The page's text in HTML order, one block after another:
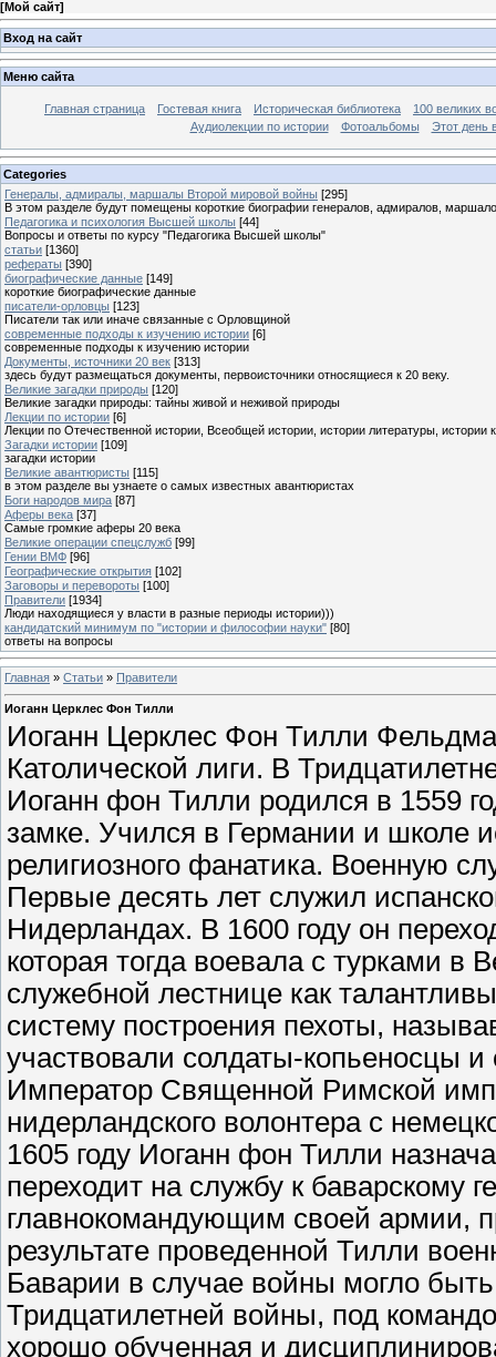
[Мой сайт]
Вход на сайт
Меню сайта
Главная страница Гостевая книга Историческая библиотека
100 великих
Аудиолекции по истории
Фотоальбомы Этот день
Categories
Генералы, адмиралы, маршалы Второй мировой войны [295]
В этом разделе будут помещены короткие биографии генералов, адмиралов,
Педагогика и психология Высшей школы [44]
Вопросы и ответы по курсу "Педагогика Высшей школы"
статьи [1360]
рефераты [390]
биографические данные [149]
короткие биографические данные
писатели-орловцы [123]
Писатели так или иначе связанные с Орловщиной
современные подходы к изучению истории [6]
современные подходы к изучению истории
Документы, источники 20 век [313]
здесь будут размещаться документы, первоисточники относящиеся к 20 веку.
Великие загадки природы [120]
Великие загадки природы: тайны живой и неживой природы
Лекции по истории [6]
Лекции по Отечественной истории, Всеобщей истории, истории литературы, истории
Загадки истории [109]
загадки истории
Великие авантюристы [115]
в этом разделе вы узнаете о самых известных авантюристах
Боги народов мира [87]
Аферы века [37]
Самые громкие аферы 20 века
Великие операции спецслужб [99]
Гении ВМФ [96]
Географические открытия [102]
Заговоры и перевороты [100]
Правители [1934]
Люди находящиеся у власти в разные периоды истории)))
кандидатский минимум по "истории и философии науки" [80]
ответы на вопросы
Главная » Статьи » Правители
Иоганн Церклес Фон Тилли
Иоганн Церклес Фон Тилли Фельдмаршал Священной Римской империи и Католической лиги. В Тридцатилетней войне он был «палачом Магдебурга» Иоганн фон Тилли родился в 1559 году в испанских Нидерландах, в родовом замке. Учился в Германии и школе иезуитов, которые сделали из него религиозного фанатика. Военную службу начал в 15 лет рядовым солдатом. Первые десять лет служил испанскому герцогу Пармскому, во время войны в Нидерландах. В 1600 году он переходит в австрийскую императорскую армию, которая тогда воевала с турками в Венгрии. Волонтер быстро поднимался по служебной лестнице как талантливый начальник пехоты. Тилли создал свою систему построения пехоты, называвшуюся по-испански «терико», – в бою участвовали солдаты-копьеносцы и солдаты, вооруженные аркебузами. Император Священной Римской империи Рудольф II высоко оценил заслуги нидерландского волонтера с немецкой родословной в Австро-турецкой войне. В 1605 году Иоганн фон Тилли назначается фельдмаршалом Австрии. В 1610 году переходит на службу к баварскому герцогу Максимилиану. Тот назначил его главнокомандующим своей армии, предоставив неограниченную власть. В результате проведенной Тилли военной реформы все взрослое население Баварии в случае войны могло быть призвано к оружию. В 1618 году, к началу Тридцатилетней войны, под командованием фельдмаршала Тилли была хорошо обученная и дисциплинированная армия. В 1620 году он во главе войск Католической лиги (главой ее был герцог Максимилиан Баварский) вторгся в Богемию. В сражении у Белой Горы его 25-тысячная армия разбивает 21-тысячное войско протестантов-чехов под командованием Христиана Ангальтского. Оттесненная с Белой Горы чешская армия укрылась за стенами Праги. Ее командование решило не сопротивляться, а капитулировать. Войдя в Прагу, католики учинили расправу над участниками восстания против австрийской династии Габсбургов. После этого фельдмаршал фон Тилли вторгся на территорию Германии, где одержал ряд побед над немецкими протестантами. Он провел наступление по левому берегу реки Везер, но не сумел овладеть городом Нинбург. Вскоре армия Тилли начала воевать против протестантов в союзе с испанцами. Был захвачен город Гейдельберг и одержана победа в напряженном сражении под Штадгольмом. 22 июня 1622 года близ Хехста произошло сражение между 33-тысячной армией Габсбуров и их союзников и 20-тысячной пфальцской армией герцога Христиана Брауншвейгского. Полки Тилли неожиданной и сильной атакой застали врасплох противника. Армия Пфальца, несмотря на 5-часовое мужественное сопротивление, не смогла удержать деревни у моста через реку Майн и была разбита. Она потеряла около 12 тысяч человек убитыми, ранеными и пленными. Урон католических войск оказался меньшим. В 1623 году фельдмаршал Тилли одержал еще одну победу. 9 августа в сражении у Штадтлона он разбил объединенное войско германских протестантских монархов под командованием герцога Христиана Брауншвейгского, с которым встретился на поле брани во второй раз. Тилли успешно воевал и против армии датского короля Христиана IV. Тот двинул часть своих войск в Вестфалию для занятия епископств Мюнстер и Оснабрюк и соединения с ландграфом Гессенским. Баварский полководец разгадал этот маневр и поспешил покинуть берега Везера. Армия Католической лиги по пути овладела всеми укреплениями протестантов, захватила города Мюнден и Геттинген и вынудила короля Дании вступить в сражение. 26 августа 1626 года при деревне Луттер (Луттер-на-Баренберге) близ Баренберга произошла одна из крупных битв Тридцатилетней войны. Союзником фельдмаршала Баварии в ней стал австрийский полководец Валленштейн. Датская армия потерпела полное поражение и отступила с поля боя, оставив на нем около 4 тысяч убитых и 2 тысяч раненых пленными и очистив замок Луттер. Победителям достались 60 неприятельских знамен, вся артиллерия (22 пушки) и обоз с запасами солдатской амуниции. За эту победу Иоганн фон Тилли удостоился графского титула. Победа при Луттере имела большое значение для Католической лиги. Войска Тилли и Валленштейна овладели Голштинией-Шлезвигом и Ютландией, вытеснив оттуда датчан-протестантов. Теперь у короля Христиана IV, потерявшего все крепости в своих немецких владениях, оставался только Глюкштадт. В 1630 году в Регенсбурге состоялось собрание курфюрстов – монархов католических германских государств, входивших в Священную Римскую империю. Валленштейн был смещен с поста главнокомандующего имперской армией, а на его место по предложению императора Фердинанда II назначили фельдмаршала графа Иоганна фон Тилли. Вызвано это было тем, что в Тридцатилетнюю войну вступила протестантская Швеция. Для Католической лиги наступили трудные времена. Первые же столкновения со шведами показали, что у военного вождя Католической лиги появился